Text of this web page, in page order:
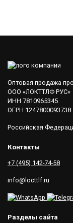
Оптовая продажа
ООО «ЛОКТТЛФ РУС»
ИНН 7810965345
ОГРН 1247800093738
Российская
Контакты
+7 (495) 142-74-58
info@locttlf.ru
Разделы сайта